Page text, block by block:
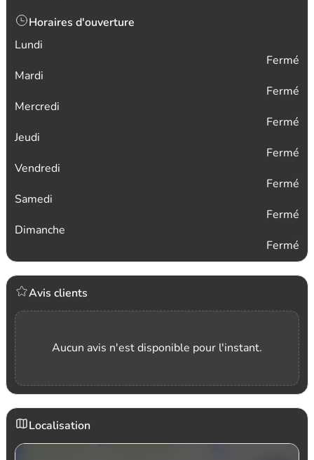
Horaires d'ouverture
Lundi
Fermé
Mardi
Fermé
Mercredi
Fermé
Jeudi
Fermé
Vendredi
Fermé
Samedi
Fermé
Dimanche
Fermé
Avis clients
Aucun avis n'est disponible pour l'instant.
Localisation